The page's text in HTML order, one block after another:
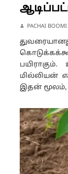
PACHAI BOOMI
மில்லியன்
இதன் மூலம்,